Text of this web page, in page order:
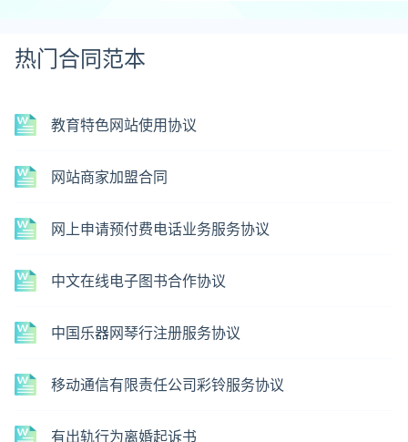
热门合同范本
教育特色网站使用协议
网站商家加盟合同
网上申请预付费电话业务服务协议
中文在线电子图书合作协议
中国乐器网琴行注册服务协议
移动通信有限责任公司彩铃服务协议
有出轨行为离婚起诉书